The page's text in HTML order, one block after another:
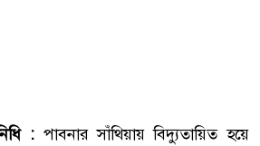
: পাবনার সাঁথিয়ায় বিদ্যুতায়িত হয়ে